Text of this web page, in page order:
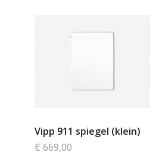
Vipp 911 spiegel (klein)
€ 669,00